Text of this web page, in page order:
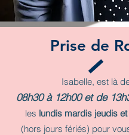
Prise de
Isabelle, est là
08h30 à 12h00 et de
les lundis mardis jeudis
(hors jours fériés) pour